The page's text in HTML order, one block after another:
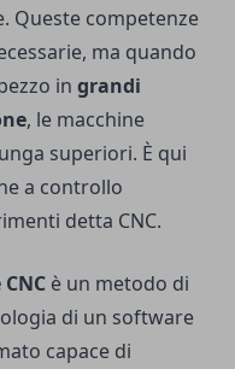
Queste competenze
ma quando
in grandi
, le macchine
superiori. È qui
a controllo
detta CNC.
è un metodo di
di un software
capace di